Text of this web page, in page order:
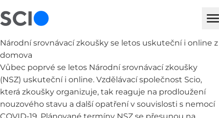
Národní srovnávací zkoušky se letos uskuteční i online z
domova
Vůbec poprvé se letos Národní srovnávací zkoušky
(NSZ) uskuteční i online. Vzdělávací společnost Scio,
která zkoušky organizuje, tak reaguje na prodloužení
nouzového stavu a další opatření v souvislosti s nemocí